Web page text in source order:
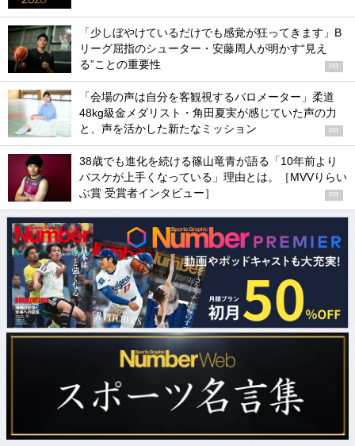
「少しぼやけているだけでも感覚が狂ってきます」B
リーグ屈指のシューター・安藤周人が明かす“見え
る”ことの重要性
PR
「会場の声は自分を客観視するバロメーター」柔道
48kg級金メダリスト・角田夏実が感じていた声の力
と、声を活かした新たなミッション
PR
38歳でも進化を続ける篠山竜青が語る「10年前より
バスケが上手くなっている」理由とは。［MVVりらい
ぶ賞 受賞者インタビュー］
PR